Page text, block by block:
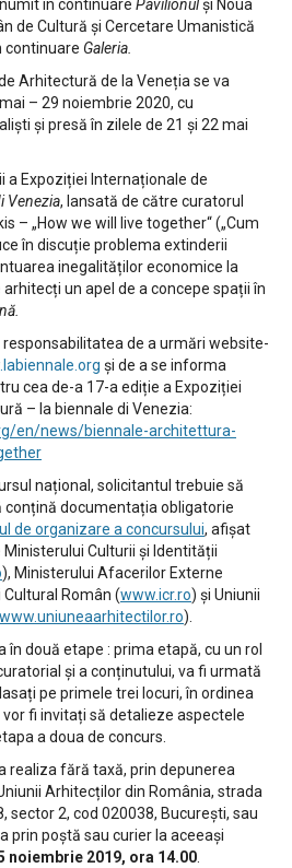
în continuare Pavilionulși Noua
de Cultură și Cercetare Umanistică
continuare Galeria.
Arhitectură de la Veneția se va
– 29 noiembrie 2020, cu
și presă în zilele de 21 și 22 mai
a Expoziției Internaționale de
Venezia, lansată de către curatorul
– „How we will live together“ („Cum
în discuție problema extinderii
inegalităților economice la
un apel de a concepe spații în
de a urmări website-
și de a se informa
cea de-a 17-a ediție a Expoziției
– la biennale di Venezia:
en/news/biennale-architettura-
național, solicitantul trebuie să
conțină documentația obligatorie
de organizare a concursului, afișat
Culturii și Identității
), Ministerului Afacerilor Externe
Român (www.icr.ro) și Uniunii
www.uniuneaarhitectilor.ro).
în două etape : prima etapă, cu un rol
și a conținutului, va fi urmată
pe primele trei locuri, în ordinea
fi invitați să detalieze aspectele
a doua de concurs.
realiza fără taxă, prin depunerea
Arhitecților din România, strada
sector 2, cod 020038, București, sau
prin poștă sau curier la aceeași
noiembrie 2019, ora 14.00